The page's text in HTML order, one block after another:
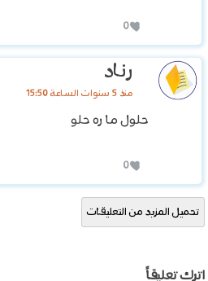
0
رناد
منذ 5 سنوات الساعة 15:50
حلول ما ره حلو
0
تحميل المزيد من التعليقات
اترك تعليقاً